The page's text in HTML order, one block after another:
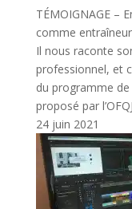
TÉMOIGNAGE –
comme
Il nous raconte
professionnel, et
du programme
proposé par
24 juin 2021